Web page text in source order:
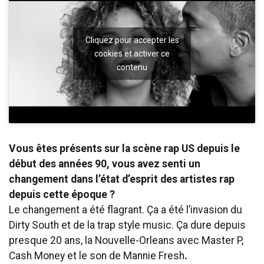
Cliquez pour accepter les
cookies et activer ce
contenu
Vous êtes présents sur la scène rap US depuis le
début des années 90, vous avez senti un
changement dans l’état d’esprit des artistes rap
depuis cette époque ?
Le changement a été flagrant. Ça a été l’invasion du
Dirty South et de la trap style music. Ça dure depuis
presque 20 ans, la Nouvelle-Orleans avec Master P,
Cash Money et le son de Mannie Fresh.